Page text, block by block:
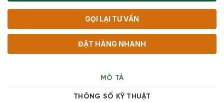
GỌI LẠI TƯ VẤN
ĐẶT HÀNG NHANH
MÔ TẢ
THÔNG SỐ KỸ THUẬT